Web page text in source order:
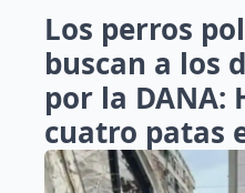
Los perros
buscan a los
por la DANA:
cuatro patas